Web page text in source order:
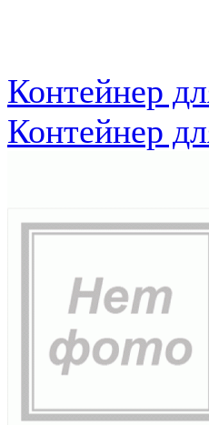
Контейнер
Контейнер